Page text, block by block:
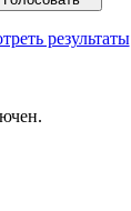
результаты